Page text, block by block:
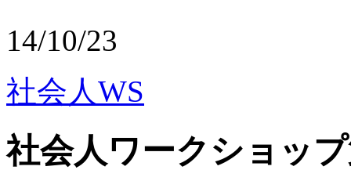
14/10/23
社会人WS
社会人ワークショッ